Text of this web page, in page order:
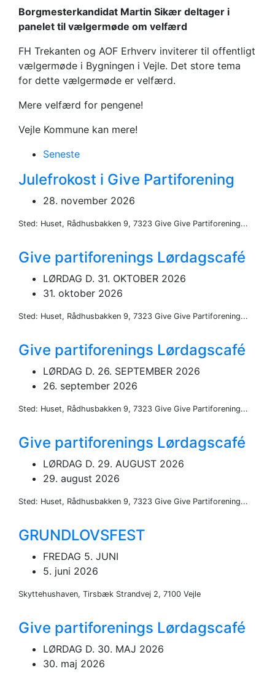
Erhverv.
Borgmesterkandidat Martin Sikær deltager i
panelet til vælgermøde om velfærd
FH Trekanten og AOF Erhverv inviterer til offentligt
vælgermøde i Bygningen i Vejle. Det store tema
for dette vælgermøde er velfærd.
Mere velfærd for pengene!
Vejle Kommune kan mere!
Seneste
Julefrokost i Give Partiforening
28. november 2026
Sted: Huset, Rådhusbakken 9, 7323 Give Give Partiforening...
Give partiforenings Lørdagscafé
LØRDAG D. 31. OKTOBER 2026
31. oktober 2026
Sted: Huset, Rådhusbakken 9, 7323 Give Give Partiforening...
Give partiforenings Lørdagscafé
LØRDAG D. 26. SEPTEMBER 2026
26. september 2026
Sted: Huset, Rådhusbakken 9, 7323 Give Give Partiforening...
Give partiforenings Lørdagscafé
LØRDAG D. 29. AUGUST 2026
29. august 2026
Sted: Huset, Rådhusbakken 9, 7323 Give Give Partiforening...
GRUNDLOVSFEST
FREDAG 5. JUNI
5. juni 2026
Skyttehushaven, Tirsbæk Strandvej 2, 7100 Vejle
Give partiforenings Lørdagscafé
LØRDAG D. 30. MAJ 2026
30. maj 2026